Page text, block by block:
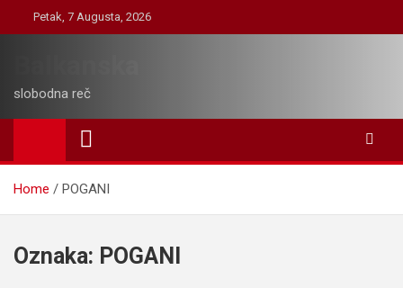
to
Petak, 7 Augusta, 2026
slobodna reč
Home POGANI
Oznaka: POGANI